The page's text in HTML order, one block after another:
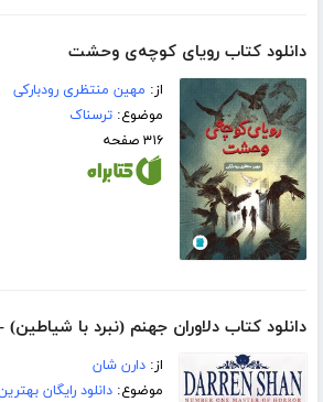
دانلود کتاب رویای کوچه‌ی وحشت
از: مهین منتظری رودبارکی
موضوع:ترسناک
۳۱۶ صفحه
دانلود کتاب دلاوران جهنم (نبرد با شیاطین) -
از:دارن شان
موضوع:دانلود رایگان